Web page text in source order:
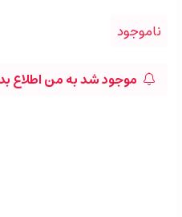
ناموجود
موجود شد به من اطلاع